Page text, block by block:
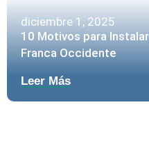
diciembre 1, 2025
10 Motivos para
Franca Occidente
Leer Más